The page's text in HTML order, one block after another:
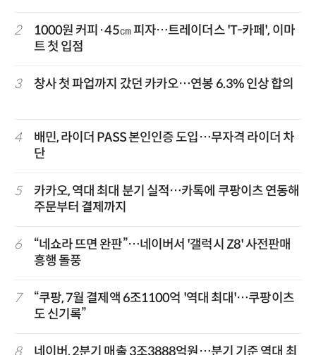
2
1000원 커피·45㎝ 피자…트레이더스 'T-카페', 이마
트 첫 입점
3 창사 첫 파업까지 갔던 카카오…연봉 6.3% 인상 합의
4
배민, 라이더 PASS 본인인증 도입…무자격 라이더 차
단
5
카카오, 역대 최대 분기 실적…카톡에 쿠팡이츠 연동해
주문부터 결제까지
6
“네쇼라 뜨면 완판”…네이버서 '갤럭시 Z8' 사전판매
흥행 돌풍
7
“쿠팡, 7월 결제액 6조1100억 '역대 최대'…쿠팡이츠
도 신기록”
8
네이버, 2분기 매출 3조3888억원…분기 기준 역대 최